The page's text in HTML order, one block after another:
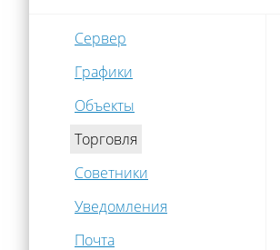
Сервер
Графики
Объекты
Торговля
Советники
Уведомления
Почта